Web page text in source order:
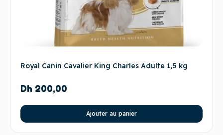
Royal Canin Cavalier King Charles Adulte 1,5 kg
Dh 200,00
Ajouter au panier